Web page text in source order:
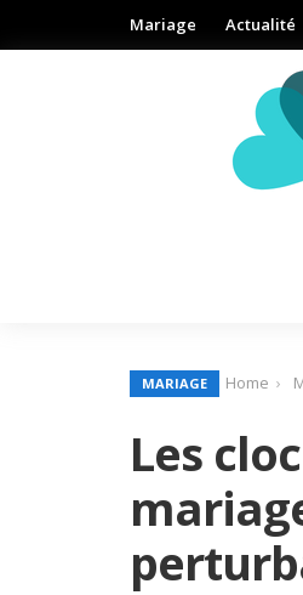
Mariage Actualité
MARIAGE Home
Les